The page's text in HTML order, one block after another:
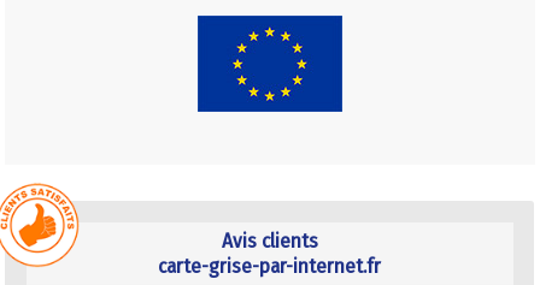
Avis clients
carte-grise-par-internet.fr